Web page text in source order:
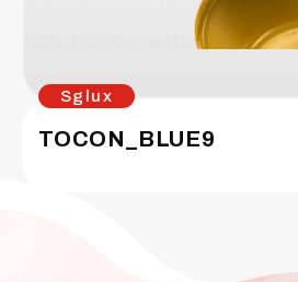
Sglux
TOCON_BLUE9